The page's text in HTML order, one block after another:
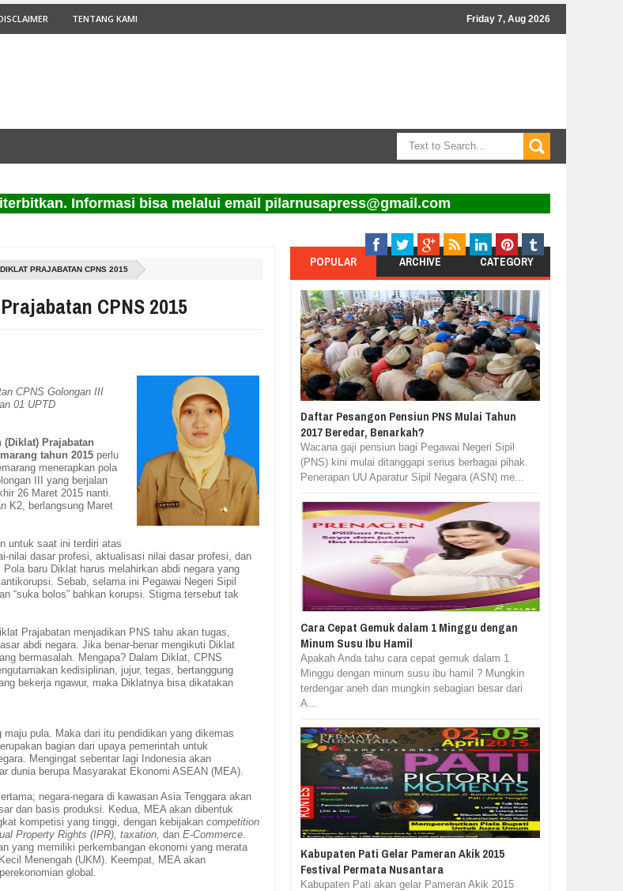
TENTANG KAMI Friday 7, Aug 2026
Informasi bisa melalui email pilarnusapress@gmail.com
PRAJABATAN CPNS 2015
CPNS 2015
CPNS Golongan III
01 UPTD
Prajabatan
tahun 2015 perlu
menerapkan pola
III
yang berjalan
26 Maret 2015 nanti.
K2, berlangsung Maret
untuk saat ini terdiri atas
nilai dasar profesi, aktualisasi nilai dasar profesi, dan
Pola baru Diklat harus melahirkan abdi negara yang
Sebab, selama ini Pegawai NegeriSipil
“suka bolos” bahkan korupsi. Stigma tersebut tak
Prajabatan menjadikan PNS tahu akan tugas,
abdi negara. Jika benar-benar mengikuti Diklat
bermasalah. Mengapa? Dalam Diklat, CPNS
kedisiplinan, jujur, tegas, bertanggung
bekerja ngawur, maka Diklatnya bisa dikatakan
pula. Maka dari itu pendidikan yang dikemas
bagian dari upaya pemerintah untuk
Mengingat sebentar lagi Indonesia akan
dunia berupa Masyarakat Ekonomi ASEAN (MEA).
negara-negara di kawasan Asia Tenggara akan
dan basis produksi. Kedua, MEA akan dibentuk
kompetisi yang tinggi, dengan kebijakancompetition
Property Rights (IPR), taxation,danE-Commerce.
yang memiliki perkembangan ekonomi yang merata
Menengah (UKM). Keempat, MEA akan
global.
POPULAR ARCHIVE CATEGORY
Daftar Pesangon Pensiun PNS Mulai Tahun
2017 Beredar, Benarkah?
Wacana gaji pensiun bagi Pegawai Negeri Sipil
(PNS) kini mulai ditanggapi serius berbagai pihak.
Penerapan UU Aparatur Sipil Negara (ASN) me...
Cara Cepat Gemuk dalam 1 Minggu dengan
Minum Susu Ibu Hamil
Apakah Anda tahu cara cepat gemuk dalam 1
Minggu dengan minum susu ibu hamil ? Mungkin
terdengar aneh dan mungkin sebagian besar dari
A...
Kabupaten Pati Gelar Pameran Akik 2015
Festival Permata Nusantara
Kabupaten Pati akan gelar Pameran Akik 2015